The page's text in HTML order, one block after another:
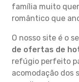
família muito
romântico que
O nosso site é o
de ofertas de
refúgio perfeito
acomodação dos